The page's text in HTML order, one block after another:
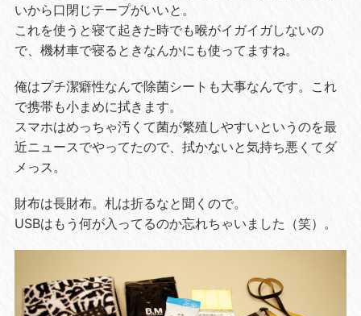
いから口閉じテープがいいと。
これを使うと寝て起きた時でも喉がイガイガしないの
で、機材車で寝るときなんかにも使ってますね。
俺はプチ潔癖性なんで除菌シートも大事なんです。これ
で携帯も小まめに拭きます。
スマホはめっちゃ汚くて菌が繁殖しやすいというのを最
近ニュースでやってたので、拭かないと気持ち悪くてダ
メっス。
財布は長財布。札は折るなと聞くので。
USBはもう何が入ってるのか忘れちゃいました（笑）。